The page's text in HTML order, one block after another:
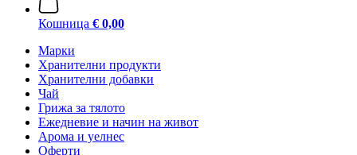
Кошница € 0,00
Марки
Хранителни продукти
Хранителни добавки
Чай
Грижа за тялото
Ежедневие и начин на живот
Арома и уелнес
Оферти